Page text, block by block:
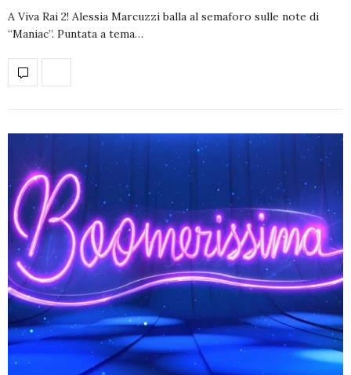
A Viva Rai 2! Alessia Marcuzzi balla al semaforo sulle note di
“Maniac”. Puntata a tema…